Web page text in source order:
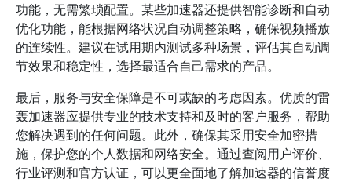
功能，无需繁琐配置。某些加速器还提供智能诊断和自动
优化功能，能根据网络状况自动调整策略，确保视频播放
的连续性。建议在试用期内测试多种场景，评估其自动调
节效果和稳定性，选择最适合自己需求的产品。
最后，服务与安全保障是不可或缺的考虑因素。优质的雷
轰加速器应提供专业的技术支持和及时的客户服务，帮助
您解决遇到的任何问题。此外，确保其采用安全加密措
施，保护您的个人数据和网络安全。通过查阅用户评价、
行业评测和官方认证，可以更全面地了解加速器的信誉度